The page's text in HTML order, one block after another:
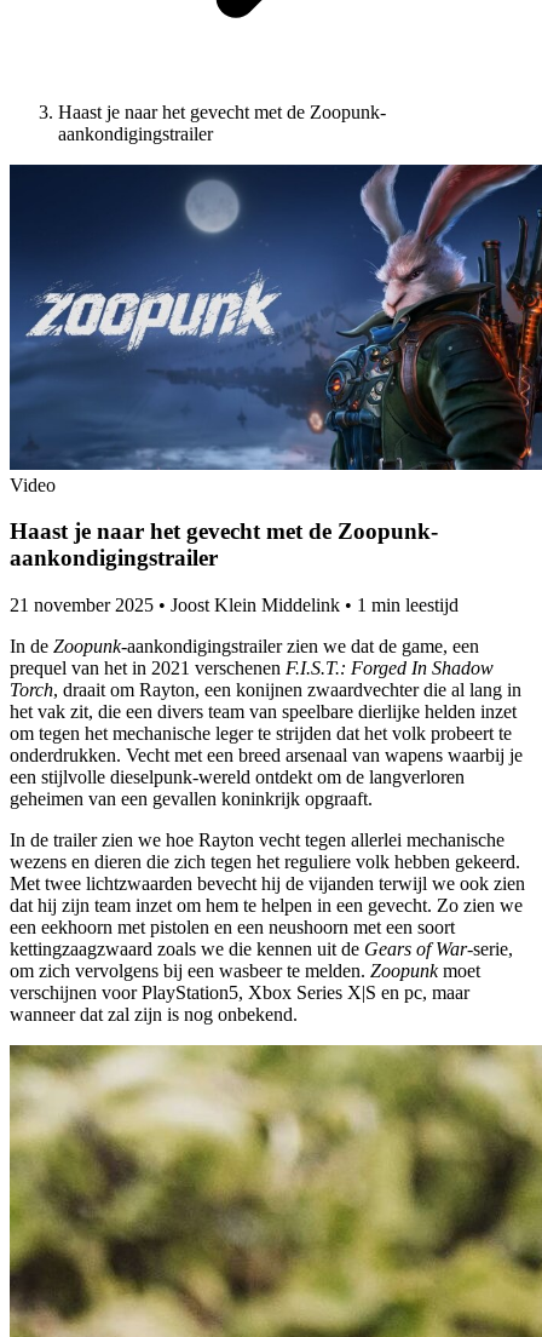
Haast je naar het gevecht met de Zoopunk-
aankondigingstrailer
Video
Haast je naar het gevecht met de Zoopunk-
aankondigingstrailer
21 november 2025 • Joost Klein Middelink • 1 min leestijd
In de Zoopunk-aankondigingstrailer zien we dat de game, een
prequel van het in 2021 verschenen F.I.S.T.: Forged In Shadow
Torch, draait om Rayton, een konijnen zwaardvechter die al lang in
het vak zit, die een divers team van speelbare dierlijke helden inzet
om tegen het mechanische leger te strijden dat het volk probeert te
onderdrukken. Vecht met een breed arsenaal van wapens waarbij je
een stijlvolle dieselpunk-wereld ontdekt om de langverloren
geheimen van een gevallen koninkrijk opgraaft.
In de trailer zien we hoe Rayton vecht tegen allerlei mechanische
wezens en dieren die zich tegen het reguliere volk hebben gekeerd.
Met twee lichtzwaarden bevecht hij de vijanden terwijl we ook zien
dat hij zijn team inzet om hem te helpen in een gevecht. Zo zien we
een eekhoorn met pistolen en een neushoorn met een soort
kettingzaagzwaard zoals we die kennen uit de Gears of War-serie,
om zich vervolgens bij een wasbeer te melden. Zoopunkmoet
verschijnen voor PlayStation5, Xbox Series X|S en pc, maar
wanneer dat zal zijn is nog onbekend.